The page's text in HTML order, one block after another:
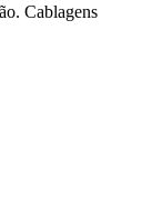
Cablagens